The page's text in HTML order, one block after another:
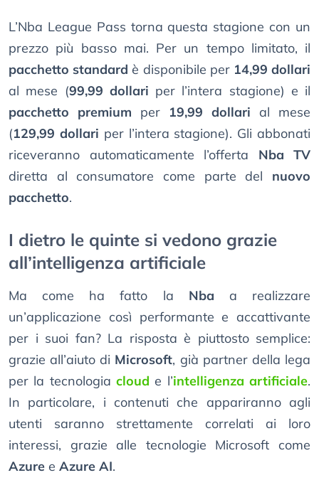
L’Nba League Pass torna questa stagione con un
prezzo più basso mai. Per un tempo limitato, il
pacchetto standard è disponibile per 14,99 dollari
al mese (99,99 dollari per l’intera stagione) e il
pacchetto premium per 19,99 dollari al mese
(129,99 dollari per l’intera stagione). Gli abbonati
riceveranno automaticamente l’offerta Nba TV
diretta al consumatore come parte del nuovo
pacchetto.
I dietro le quinte si vedono grazie
all’intelligenza artificiale
Ma come ha fatto la Nba a realizzare
un’applicazione così performante e accattivante
per i suoi fan? La risposta è piuttosto semplice:
grazie all’aiuto di Microsoft, già partner della lega
per la tecnologia cloud e l’intelligenza artificiale.
In particolare, i contenuti che appariranno agli
utenti saranno strettamente correlati ai loro
interessi, grazie alle tecnologie Microsoft come
Azure e Azure AI.